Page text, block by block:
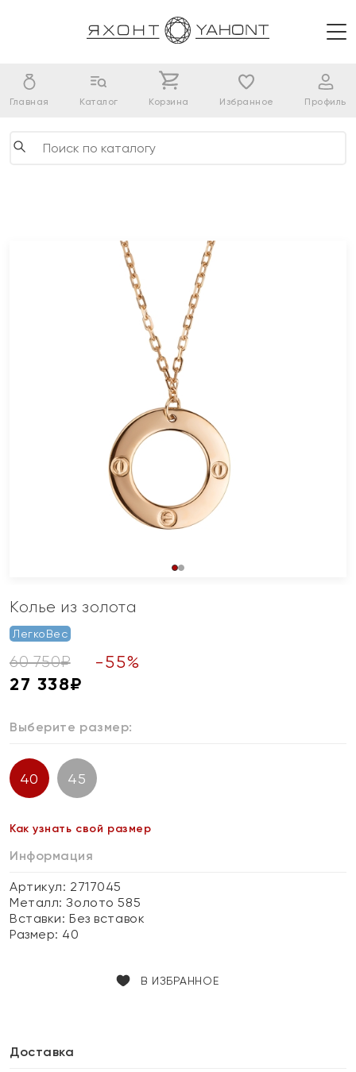
Главная Каталог Корзина Избранное Профиль
Колье из золота
ЛегкоВес
60 750₽ -55%
27 338₽
Выберите размер:
40 45
Как узнать свой размер
Информация
Артикул: 2717045
Металл:Золото 585
Вставки:Без вставок
Размер: 40
В ИЗБРАННОЕ
Доставка